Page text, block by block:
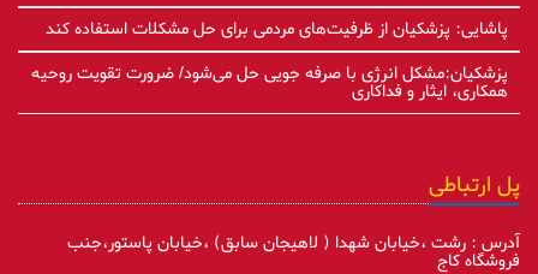
پاشایی: پزشکیان از ظرفیت‌های مردمی برای حل مشکلات استفاده کند
پزشکیان:مشکل انرژی با صرفه جویی حل می‌شود/ ضرورت تقویت روحیه
همکاری، ایثار و فداکاری
پل ارتباطی
آدرس : رشت ،خیابان شهدا ( لاهیجان سابق) ،خیابان پاستور،جنب
فروشگاه کاج